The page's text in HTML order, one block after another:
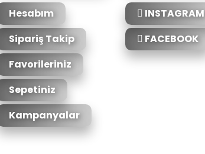
Hesabım
Sipariş Takip
Favorileriniz
Sepetiniz
Kampanyalar
INSTAGRAM
FACEBOOK